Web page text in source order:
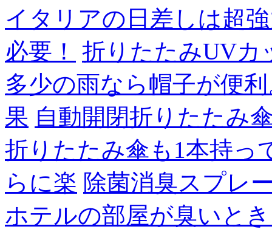
イタリアの日差しは超
必要！
折りたたみUVカ
多少の雨なら帽子が便
果 自動開閉折りたたみ
折りたたみ傘も1本持っ
らに楽 除菌消臭スプレ
ホテルの部屋が臭いと